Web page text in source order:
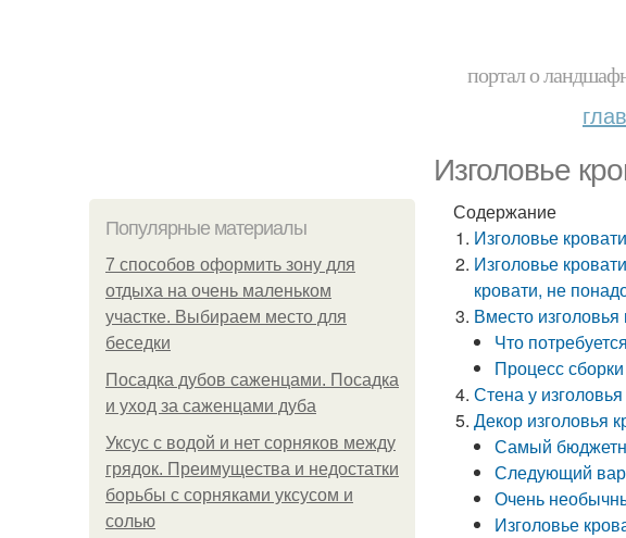
портал о
Изголовье
Популярные материалы
7 способов оформить зону для
отдыха на очень маленьком
участке. Выбираем место для
беседки
Посадка дубов саженцами. Посадка
и уход за саженцами дуба
Уксус с водой и нет сорняков между
грядок. Преимущества и недостатки
борьбы с сорняками уксусом и
солью
Содержание
Изголовье
Изголовье
кровати, не
Вместо
Что
Процесс
Стена у
Декор изголовья
Самый
Следующий
Очень
Изголовье